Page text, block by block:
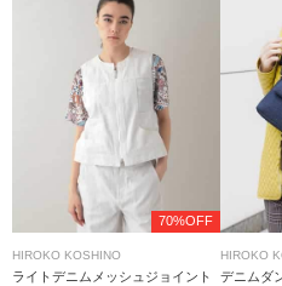
70%OFF
HIROKO KOSHINO
ライトデニムメッシュジョイント
HIROKO
デニムダ